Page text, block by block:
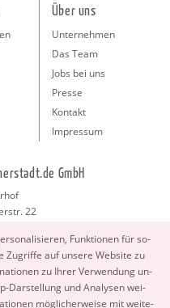
Funk­tio­nen für so­
Zu­grif­fe auf un­se­re Web­site zu
zu Ihrer Ver­wen­dung un­
Dar­stel­lung und Ana­ly­sen wei­
mög­li­cher­wei­se mit wei­te­
Über uns
Unternehmen
Das Team
Jobs bei uns
Presse
Kontakt
Impressum
GmbH
22